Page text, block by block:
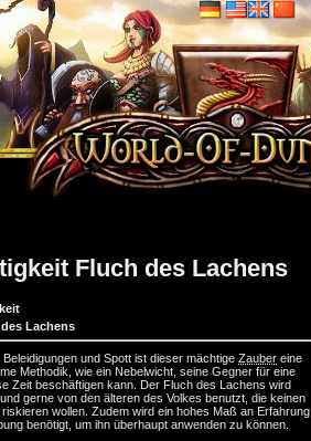
Fluch des Lachens
Lachens
Beleidigungen und Spott ist dieser mächtige Zauber eine
Methodik, wie ein Nebelwicht, seine Gegner für eine
Zeit beschäftigen kann. Der Fluch des Lachens wird
gerne von den älteren des Volkes benutzt, die keinen
riskieren wollen. Zudem wird ein hohes Maß an Erfahrung
benötigt, um ihn überhaupt anwenden zu können.